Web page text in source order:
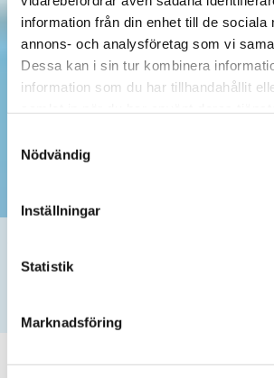
information från din enhet till de sociala
annons- och analysföretag som vi
Dessa kan i sin tur kombinera
information som du har tillhandahållit
Nödvändig
Inställningar
Statistik
Marknadsföring
Finsk Handel till regeringens
marknaden för att påskynda den